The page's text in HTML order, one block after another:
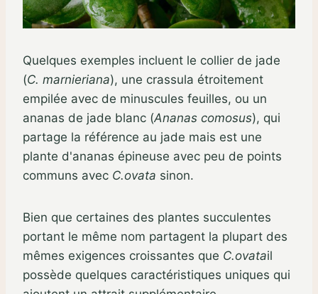
Quelques exemples incluent le collier de jade
(C. marnieriana), une crassula étroitement
empilée avec de minuscules feuilles, ou un
ananas de jade blanc (Ananas comosus), qui
partage la référence au jade mais est une
plante d'ananas épineuse avec peu de points
communs avec C.ovata sinon.
Bien que certaines des plantes succulentes
portant le même nom partagent la plupart des
mêmes exigences croissantes que C.ovatail
possède quelques caractéristiques uniques qui